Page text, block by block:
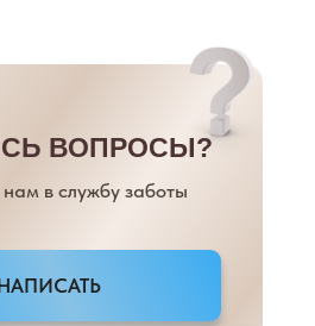
в службу заботы
ВОПРОСЫ?